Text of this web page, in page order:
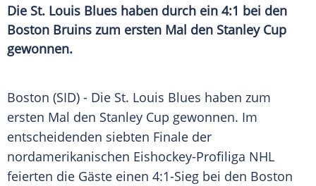
Die St. Louis Blues haben durch ein 4:1 bei den
Boston Bruins zum ersten Mal den Stanley Cup
gewonnen.
Boston (SID) - Die St. Louis Blues haben zum
ersten Mal den Stanley Cup gewonnen. Im
entscheidenden siebten Finale der
nordamerikanischen Eishockey-Profiliga NHL
feierten die Gäste einen 4:1-Sieg bei den Boston